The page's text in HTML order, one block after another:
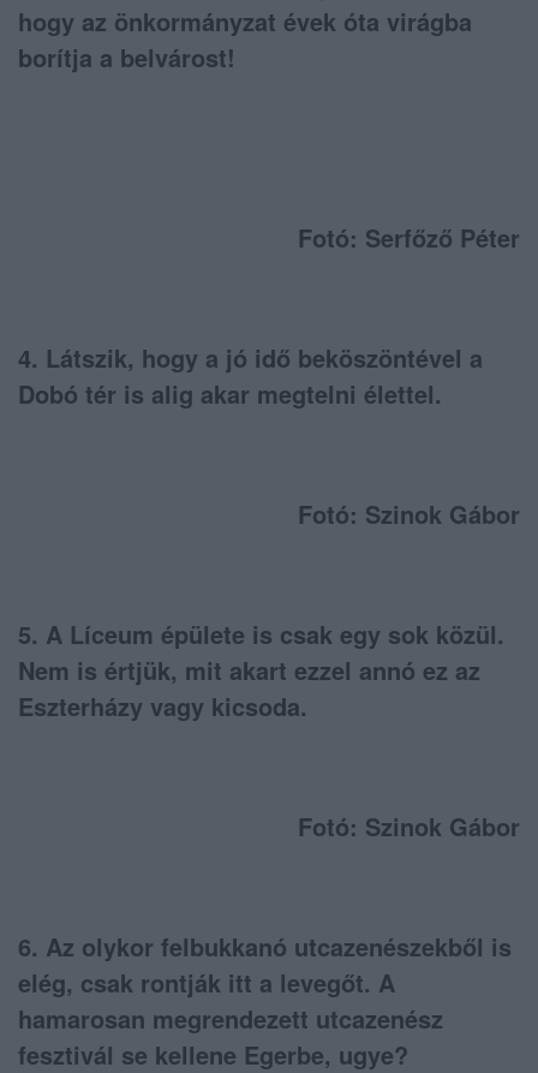
hogy az önkormányzat évek óta virágba
borítja a belvárost!
Fotó: Serfőző Péter
4. Látszik, hogy a jó idő beköszöntével a
Dobó tér is alig akar megtelni élettel.
Fotó: Szinok Gábor
5. A Líceum épülete is csak egy sok közül.
Nem is értjük, mit akart ezzel annó ez az
Eszterházy vagy kicsoda.
Fotó: Szinok Gábor
6. Az olykor felbukkanó utcazenészekből is
elég, csak rontják itt a levegőt. A
hamarosan megrendezett utcazenész
fesztivál se kellene Egerbe, ugye?